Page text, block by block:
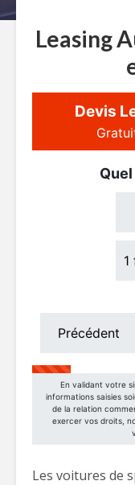
Leasing
Les voitures de